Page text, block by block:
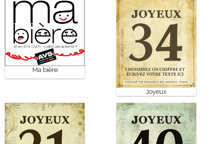
Ma bière
Joyeux